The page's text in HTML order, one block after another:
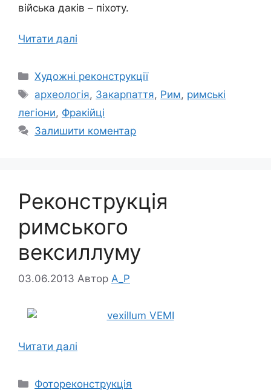
війська даків – піхоту.
Читати далі
Категорії
Художні реконструкції
Позначки
археологія, Закарпаття, Рим, римські
легіони, Фракійці
Залишити коментар
Реконструкція
римського
вексиллуму
03.06.2013 Автор A_P
Читати далі
Категорії
Фотореконструкція